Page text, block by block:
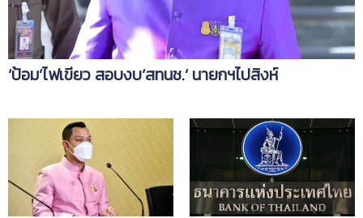
‘ป้อม’ไฟเขียว สอบงบ‘สทนช.’ นายกฯไปสิงห์